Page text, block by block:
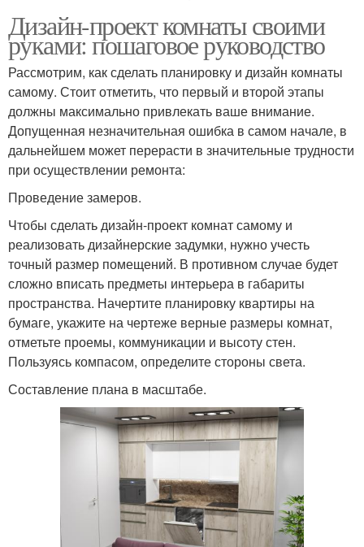
Дизайн-проект комнаты своими
руками: пошаговое руководство
Рассмотрим, как сделать планировку и дизайн комнаты
самому. Стоит отметить, что первый и второй этапы
должны максимально привлекать ваше внимание.
Допущенная незначительная ошибка в самом начале, в
дальнейшем может перерасти в значительные трудности
при осуществлении ремонта:
Проведение замеров.
Чтобы сделать дизайн-проект комнат самому и
реализовать дизайнерские задумки, нужно учесть
точный размер помещений. В противном случае будет
сложно вписать предметы интерьера в габариты
пространства. Начертите планировку квартиры на
бумаге, укажите на чертеже верные размеры комнат,
отметьте проемы, коммуникации и высоту стен.
Пользуясь компасом, определите стороны света.
Составление плана в масштабе.